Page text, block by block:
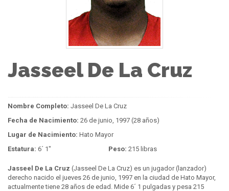
Jasseel De La Cruz
Nombre Completo: Jasseel De La Cruz
Fecha de Nacimiento: 26 de junio, 1997 (28 años)
Lugar de Nacimiento: Hato Mayor
Estatura: 6´ 1" Peso: 215 libras
Jasseel De La Cruz (Jasseel De La Cruz) es un jugador (lanzador)
derecho nacido el jueves 26 de junio, 1997 en la ciudad de Hato Mayor,
actualmente tiene 28 años de edad. Mide 6´ 1 pulgadas y pesa 215